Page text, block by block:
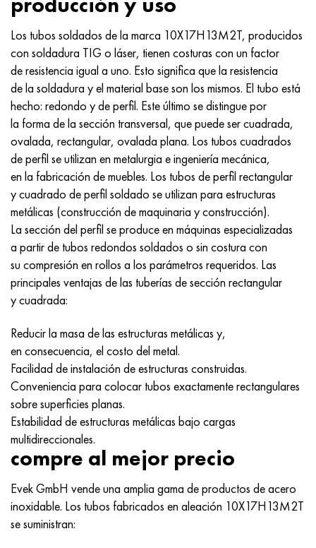
Los tubos soldados de la marca 10X17H13M2T, producidos
con soldadura TIG o láser, tienen costuras con un factor
de resistencia igual a uno. Esto significa que la resistencia
de la soldadura y el material base son los mismos. El tubo está
hecho: redondo y de perfil. Este último se distingue por
la forma de la sección transversal, que puede ser cuadrada,
ovalada, rectangular, ovalada plana. Los tubos cuadrados
de perfil se utilizan en metalurgia e ingeniería mecánica,
en la fabricación de muebles. Los tubos de perfil rectangular
y cuadrado de perfil soldado se utilizan para estructuras
metálicas (construcción de maquinaria y construcción).
La sección del perfil se produce en máquinas especializadas
a partir de tubos redondos soldados o sin costura con
su compresión en rollos a los parámetros requeridos. Las
principales ventajas de las tuberías de sección rectangular
y cuadrada:
Reducir la masa de las estructuras metálicas y,
en consecuencia, el costo del metal.
Facilidad de instalación de estructuras construidas.
Conveniencia para colocar tubos exactamente rectangulares
sobre superficies planas.
Estabilidad de estructuras metálicas bajo cargas
multidireccionales.
compre al mejor precio
Evek GmbH vende una amplia gama de productos de acero
inoxidable. Los tubos fabricados en aleación 10X17H13M2T
se suministran:
Hastelloy C-276
Hastelloy C2000
Hastelloy 3
Hastelloy x
udimet 500
udimet 720
40XFA, 1.7223, AISI 4142
45X, 45h, 1.7035
45HN2MFA, k2425, 45hnmf
A40G, 44smn28, 1.0762, 46s20